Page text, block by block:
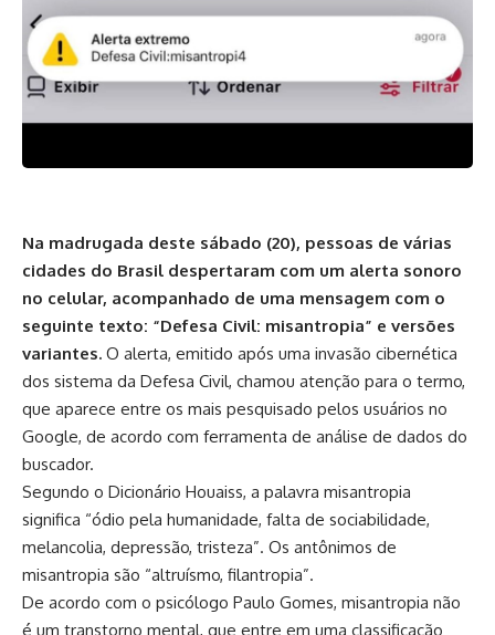
Na madrugada deste sábado (20), pessoas de várias
cidades do Brasil despertaram com um alerta sonoro
no celular, acompanhado de uma mensagem com o
seguinte texto: “Defesa Civil: misantropia” e versões
variantes. O alerta, emitido após uma invasão cibernética
dos sistema da Defesa Civil, chamou atenção para o termo,
que aparece entre os mais pesquisado pelos usuários no
Google, de acordo com ferramenta de análise de dados do
buscador.
Segundo o Dicionário Houaiss, a palavra misantropia
significa “ódio pela humanidade, falta de sociabilidade,
melancolia, depressão, tristeza”. Os antônimos de
misantropia são “altruísmo, filantropia”.
De acordo com o psicólogo Paulo Gomes, misantropia não
é um transtorno mental, que entre em uma classificação